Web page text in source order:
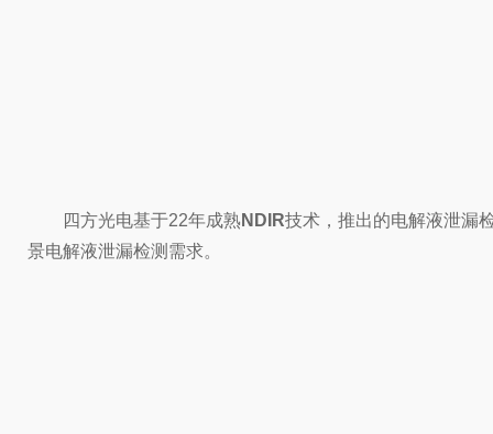
四方光电基于22年成熟NDIR技术，推出的电解液泄漏
景电解液泄漏检测需求。